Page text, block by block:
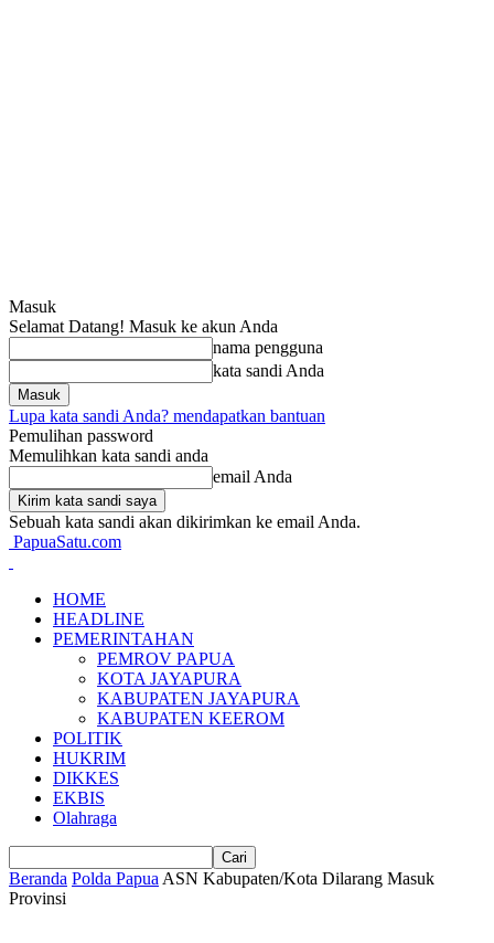
Masuk
Selamat Datang! Masuk ke akun Anda
nama pengguna
kata sandi Anda
Lupa kata sandi Anda? mendapatkan bantuan
Pemulihan password
Memulihkan kata sandi anda
email Anda
Sebuah kata sandi akan dikirimkan ke email Anda.
PapuaSatu.com
HOME
HEADLINE
PEMERINTAHAN
PEMROV PAPUA
KOTA JAYAPURA
KABUPATEN JAYAPURA
KABUPATEN KEEROM
POLITIK
HUKRIM
DIKKES
EKBIS
Olahraga
Beranda Polda Papua ASN Kabupaten/Kota Dilarang Masuk
Provinsi